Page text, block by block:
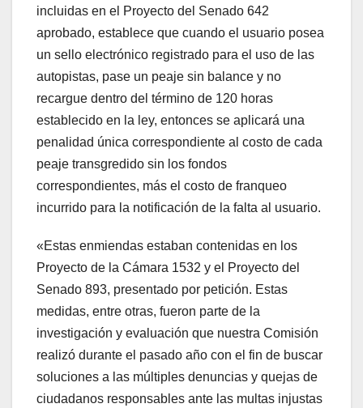
incluidas en el Proyecto del Senado 642
aprobado, establece que cuando el usuario posea
un sello electrónico registrado para el uso de las
autopistas, pase un peaje sin balance y no
recargue dentro del término de 120 horas
establecido en la ley, entonces se aplicará una
penalidad única correspondiente al costo de cada
peaje transgredido sin los fondos
correspondientes, más el costo de franqueo
incurrido para la notificación de la falta al usuario.
«Estas enmiendas estaban contenidas en los
Proyecto de la Cámara 1532 y el Proyecto del
Senado 893, presentado por petición. Estas
medidas, entre otras, fueron parte de la
investigación y evaluación que nuestra Comisión
realizó durante el pasado año con el fin de buscar
soluciones a las múltiples denuncias y quejas de
ciudadanos responsables ante las multas injustas